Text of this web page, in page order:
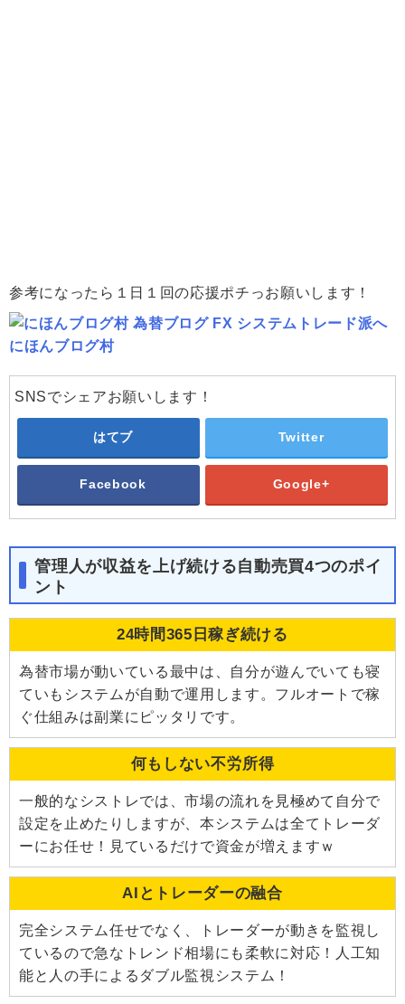
参考になったら１日１回の応援ポチっお願いします！
にほんブログ村
SNSでシェアお願いします！
はてブ Twitter
Facebook Google+
管理人が収益を上げ続ける自動売買4つのポイ
ント
24時間365日稼ぎ続ける
為替市場が動いている最中は、自分が遊んでいても寝
ていもシステムが自動で運用します。フルオートで稼
ぐ仕組みは副業にピッタリです。
何もしない不労所得
一般的なシストレでは、市場の流れを見極めて自分で
設定を止めたりしますが、本システムは全てトレーダ
ーにお任せ！見ているだけで資金が増えますｗ
AIとトレーダーの融合
完全システム任せでなく、トレーダーが動きを監視し
ているので急なトレンド相場にも柔軟に対応！人工知
能と人の手によるダブル監視システム！